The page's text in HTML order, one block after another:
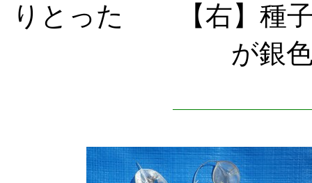
りとった 【右】種子
が銀